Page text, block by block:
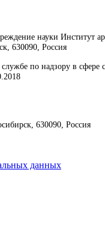
науки
630090, Россия
по надзору в
630090, Россия
данных